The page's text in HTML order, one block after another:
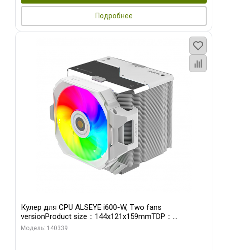
Подробнее
Кулер для CPU ALSEYE i600-W, Two fans
versionProduct size：144x121x159mmTDP：
270WSoldering technology CD textureApplication:Intel：
Модель: 140339